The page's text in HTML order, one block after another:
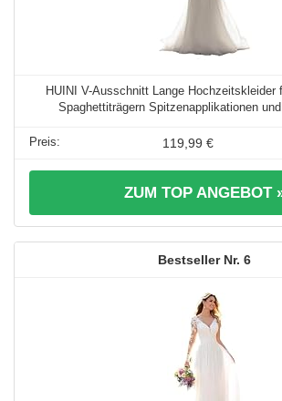
HUINI V-Ausschnitt Lange Hochzeitskleider
Spaghettiträgern Spitzenapplikationen
119,99 €
ZUM TOP ANGEBOT
6